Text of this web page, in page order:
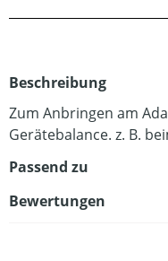
Beschreibung
Zum Anbringen am
Gerätebalance. z. B.
Passend zu
Bewertungen